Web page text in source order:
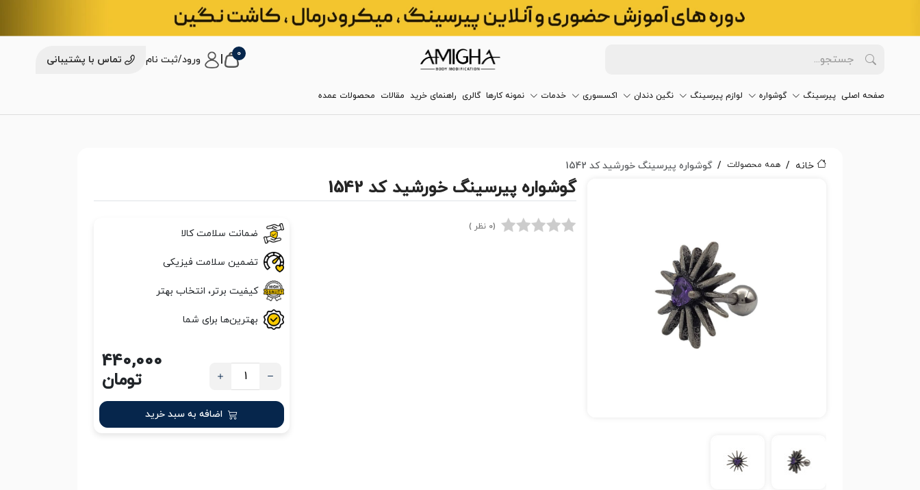
0 ورود/ثبت نام تماس با پشتیبانی
صفحه اصلی پیرسینگ گوشواره لوازم پیرسینگ نگین دندان اکسسوری خدمات نمونه کارها گالری راهنمای خرید مقالات محصولات عمده
خانه همه محصولات گوشواره پیرسینگ خورشید کد 1542
گوشواره پیرسینگ خورشید کد 1542
(0 نظر )
ضمانت سلامت کالا
تضمین سلامت فیزیکی
کیفیت برتر، انتخاب بهتر
بهترین‌ها برای شما
440,000
تومان
اضافه به سبد خرید